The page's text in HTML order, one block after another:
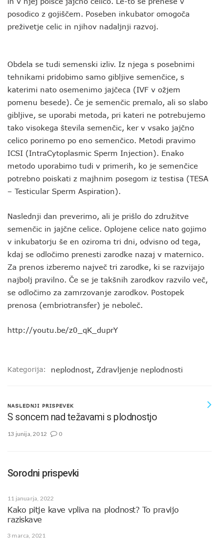
posodico z gojiščem. Poseben inkubator omogoča
preživetje celic in njihov nadaljnji razvoj.
Obdela se tudi semenski izliv. Iz njega s posebnimi
tehnikami pridobimo samo gibljive semenčice, s
katerimi nato osemenimo jajčeca (IVF v ožjem
pomenu besede). Če je semenčic premalo, ali so slabo
gibljive, se uporabi metoda, pri kateri ne potrebujemo
tako visokega števila semenčic, ker v vsako jajčno
celico porinemo po eno semenčico. Metodi pravimo
ICSI (IntraCytoplasmic Sperm Injection). Enako
metodo uporabimo tudi v primerih, ko je semenčice
potrebno poiskati z majhnim posegom iz testisa (TESA
– Testicular Sperm Aspiration).
Naslednji dan preverimo, ali je prišlo do združitve
semenčic in jajčne celice. Oplojene celice nato gojimo
v inkubatorju še en oziroma tri dni, odvisno od tega,
kdaj se odločimo prenesti zarodke nazaj v maternico.
Za prenos izberemo največ tri zarodke, ki se razvijajo
najbolj pravilno. Če se je takšnih zarodkov razvilo več,
se odločimo za zamrzovanje zarodkov. Postopek
prenosa (embriotransfer) je neboleč.
http://youtu.be/z0_qK_duprY
Kategorija: neplodnost, Zdravljenje neplodnosti
NASLEDNJI PRISPEVEK
S soncem nad težavami s plodnostjo
13 junija, 2012 0
Sorodni prispevki
11 januarja, 2022
Kako pitje kave vpliva na plodnost? To pravijo
raziskave
3 marca, 2021